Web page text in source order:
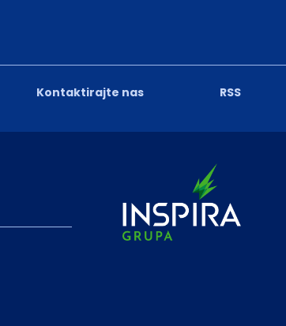
Kontaktirajte nas RSS